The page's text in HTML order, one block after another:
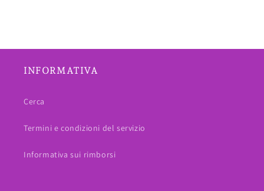
INFORMATIVA
Cerca
Termini e condizioni del servizio
Informativa sui rimborsi